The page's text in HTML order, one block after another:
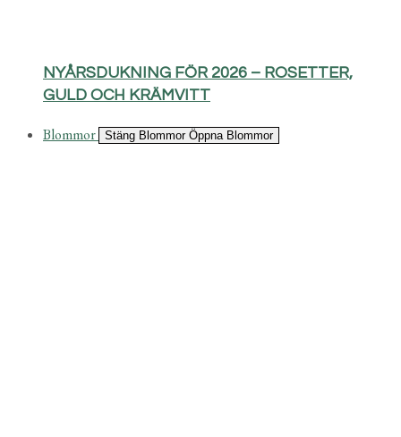
NYÅRSDUKNING FÖR 2026 – ROSETTER,
GULD OCH KRÄMVITT
Blommor Stäng Blommor Öppna Blommor